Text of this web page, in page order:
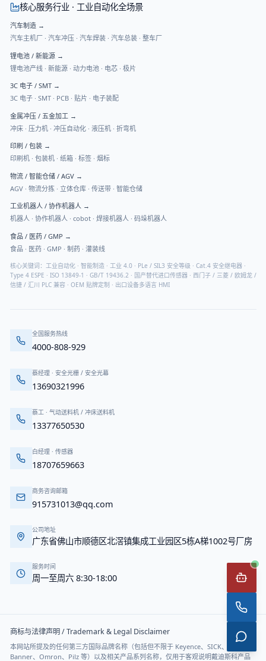
核心服务行业 · 工业自动化全场景
汽车制造→
汽车主机厂 · 汽车冲压 · 汽车焊装 · 汽车总装 · 整车厂
锂电池 / 新能源→
锂电池产线 · 新能源 · 动力电池 · 电芯 · 极片
3C 电子 / SMT→
3C 电子 · SMT · PCB · 贴片 · 电子装配
金属冲压 / 五金加工 →
冲床 · 压力机 · 冲压自动化 · 液压机 · 折弯机
印刷 / 包装→
印刷机 · 包装机 · 纸箱 · 标签 · 烟标
物流 / 智能仓储 / AGV→
AGV · 物流分拣 · 立体仓库 · 传送带 · 智能仓储
工业机器人 / 协作机器人→
机器人 · 协作机器人 · cobot · 焊接机器人 · 码垛机器人
食品 / 医药 / GMP →
食品 · 医药 · GMP · 制药 · 灌装线
核心关键词：工业自动化 · 智能制造 · 工业 4.0 · PLe / SIL3 安全等级 · Cat.4 安全继电器 ·
Type 4 ESPE · ISO 13849-1 · GB/T 19436.2 · 国产替代进口传感器 · 西门子 / 三菱 / 欧姆龙 /
信捷 / 汇川 PLC 兼容 · OEM 贴牌定制 · 出口设备多语言 HMI
全国服务热线
4000-808-929
蔡经理· 安全光栅 / 安全光幕
13690321996
蔡工· 气动送料机 / 冲床送料机
13377650530
白经理· 传感器
18707659663
商务咨询邮箱
915731013@qq.com
公司地址
广东省佛山市顺德区北滘镇集成工业园区5栋A梯1002号厂房
服务时间
周一至周六 8:30-18:00
商标与法律声明 / Trademark & Legal Disclaimer
本网站所提及的任何第三方国际品牌名称（包括但不限于 Keyence、SICK、
Banner、Omron、Pilz 等）以及相关产品系列名称，仅用于客观说明戴迪斯科产品